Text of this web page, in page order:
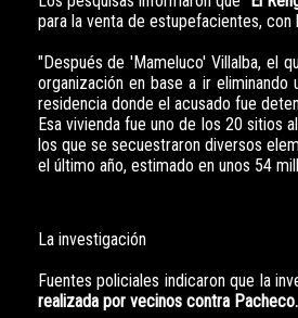
para la venta de estupefacientes,
"Después de 'Mameluco' Villalba, el
organización en base a ir
residencia donde el acusado fue
Esa vivienda fue uno de los 20 sitios
los que se secuestraron diversos
el último año, estimado en unos 54
La investigación
Fuentes policiales indicaron que la
realizada por vecinos contra Pacheco.